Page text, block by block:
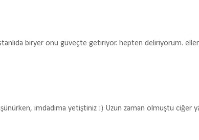
biryer onu güveçte getiriyor. hepten deliriyorum.
imdadıma yetiştiniz :) Uzun zaman olmuştu ciğer